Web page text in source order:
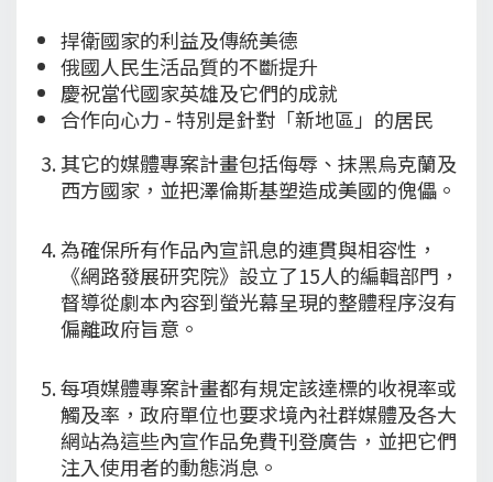
捍衛國家的利益及傳統美德
俄國人民生活品質的不斷提升
慶祝當代國家英雄及它們的成就
合作向心力 - 特別是針對「新地區」的居民
其它的媒體專案計畫包括侮辱、抹黑烏克蘭及
西方國家，並把澤倫斯基塑造成美國的傀儡。
為確保所有作品內宣訊息的連貫與相容性，
《網路發展研究院》設立了15人的編輯部門，
督導從劇本內容到螢光幕呈現的整體程序沒有
偏離政府旨意。
每項媒體專案計畫都有規定該達標的收視率或
觸及率，政府單位也要求境內社群媒體及各大
網站為這些內宣作品免費刊登廣告，並把它們
注入使用者的動態消息。